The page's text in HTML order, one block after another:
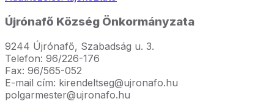
Újrónafő Község Önkormányzata
9244 Újrónafő, Szabadság u. 3.
Telefon: 96/226-176
Fax: 96/565-052
E-mail cím: kirendeltseg@ujronafo.hu
polgarmester@ujronafo.hu